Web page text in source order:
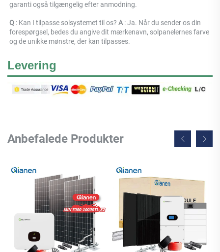
garanti også tilgængelig efter anmodning.
Q : Kan I tilpasse solsystemet til os? A : Ja. Når du sender os din
forespørgsel, bedes du angive dit mærkenavn, solpanelernes farve
og de unikke mønstre, der kan tilpasses.
Levering
Anbefalede Produkter